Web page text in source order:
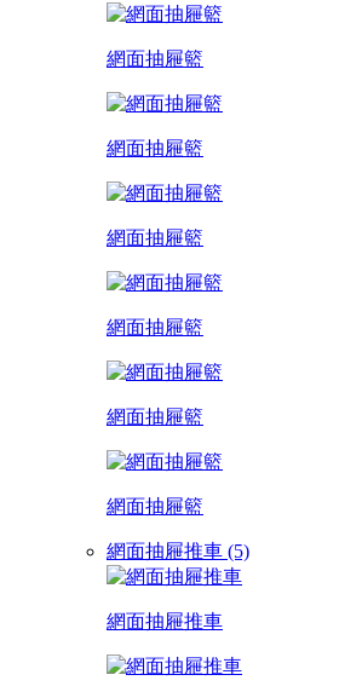
網面抽屜籃
網面抽屜籃
網面抽屜籃
網面抽屜籃
網面抽屜籃
網面抽屜籃
網面抽屜推車 (5)
網面抽屜推車